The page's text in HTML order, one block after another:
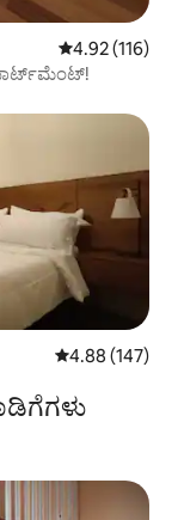
5 ರಲ್ಲಿ 4.92
4.92 (116)
5 ರಲ್ಲಿ 4.88
4.88 (147)